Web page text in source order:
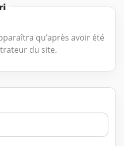
qu’après avoir été
du site.